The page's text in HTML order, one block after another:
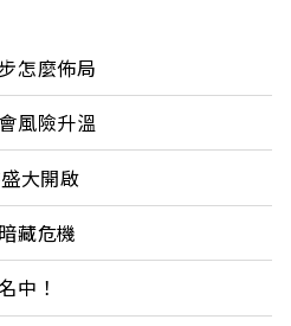
怎麼佈局
風險升溫
大開啟
藏危機
中！